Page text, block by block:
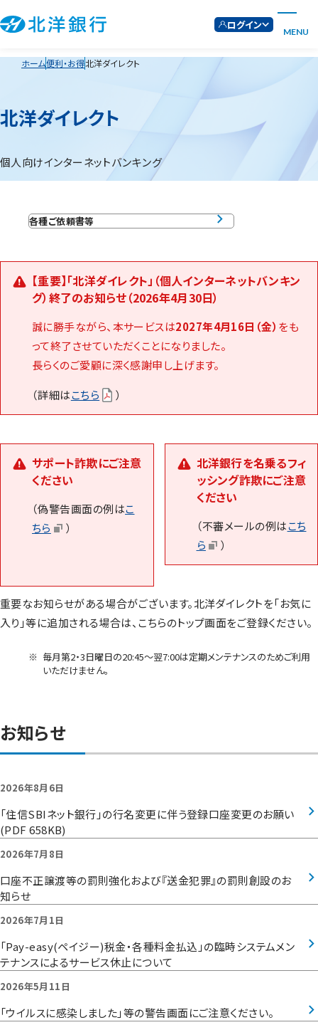
ログイン
MENU
ホーム便利・お得北洋ダイレクト
北洋ダイレクト
個人向けインターネットバンキング
各種ご依頼書等
【重要】「北洋ダイレクト」（個人インターネットバンキン
グ）終了のお知らせ（2026年4月30日）
誠に勝手ながら、本サービスは2027年4月16日（金） をも
って終了させていただくことになりました。
長らくのご愛顧に深く感謝申し上げます。
（詳細はこちら ）
サポート詐欺にご注意
ください
（偽警告画面の例はこ
ちら
）
北洋銀行を名乗るフィ
ッシング詐欺にご注意
ください
（不審メールの例はこち
ら
）
重要なお知らせがある場合がございます。北洋ダイレクトを「お気に
入り」等に追加される場合は、こちらのトップ画面をご登録ください。
※ 毎月第2・3日曜日の20:45～翌7:00は定期メンテナンスのためご利用
いただけません。
お知らせ
2026年8月6日
「住信SBIネット銀行」の行名変更に伴う登録口座変更のお願い
(PDF 658KB)
2026年7月8日
口座不正譲渡等の罰則強化および『送金犯罪』の罰則創設のお
知らせ
2026年7月1日
「Pay-easy(ペイジー)税金・各種料金払込」の臨時システムメン
テナンスによるサービス休止について
2026年5月11日
「ウイルスに感染しました」等の警告画面にご注意ください。